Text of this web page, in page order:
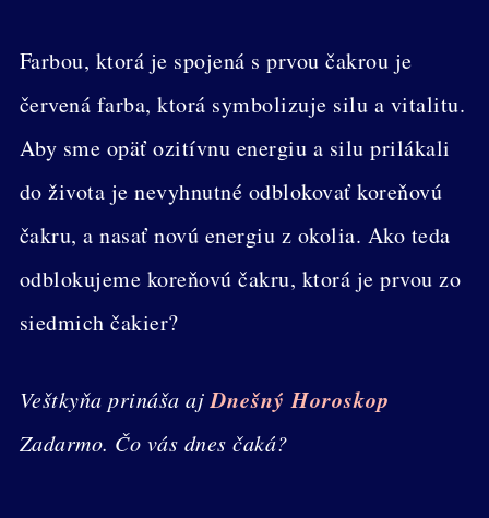
Farbou, ktorá je spojená s prvou čakrou je
červená farba, ktorá symbolizuje silu a vitalitu.
Aby sme opäť ozitívnu energiu a silu prilákali
do života je nevyhnutné odblokovať koreňovú
čakru, a nasať novú energiu z okolia. Ako teda
odblokujeme koreňovú čakru, ktorá je prvou zo
siedmich čakier?
Veštkyňa prináša aj Dnešný Horoskop
Zadarmo. Čo vás dnes čaká?